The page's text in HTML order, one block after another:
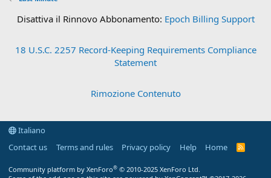
Disattiva il Rinnovo Abbonamento: Epoch Billing Support
18 U.S.C. 2257 Record-Keeping Requirements Compliance
Statement
Rimozione Contenuto
Italiano
Contact us
Terms and rules Privacy policy Help Home
R
Community platform by XenForo® © 2010-2025 XenForo Ltd.